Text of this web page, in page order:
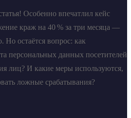
Особенно впечатлил кейс
краж на 40 % за три месяца —
Но остаётся вопрос: как
персональных данных посетителей
лиц? И какие меры используются,
ложные срабатывания?